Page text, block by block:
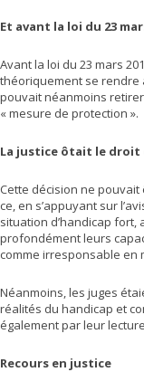
Et avant la loi du 23
Avant la loi du 23 mars
théoriquement se rendre
pouvait néanmoins
« mesure de protection ».
La justice ôtait le droit
Cette décision ne
ce, en s’appuyant sur
situation d’handicap
profondément leurs
comme irresponsable en
Néanmoins, les juges
réalités du handicap et
également par leur
Recours en justice